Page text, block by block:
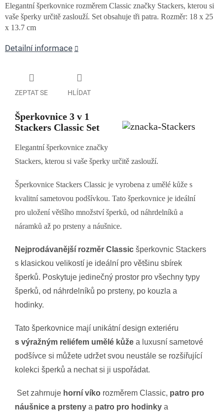
Elegantní šperkovnice rozměrem Classic značky Stackers, kterou si
vaše šperky určitě zaslouží. Set obsahuje tři patra. Rozměr: 18 x 25
x 13.7 cm
Detailní informace
ZEPTAT SE HLÍDAT
Šperkovnice 3 v 1
Stackers Classic Set
Elegantní šperkovnice značky
Stackers, kterou si vaše šperky určitě zaslouží.
Šperkovnice Stackers Classic je vyrobena z umělé kůže s
kvalitní sametovou podšívkou. Tato šperkovnice je ideální
pro uložení většího množství šperků, od náhrdelníků a
náramků až po prsteny a náušnice.
Nejprodávanější rozměr Classic šperkovnic Stackers
s klasickou velikostí je ideální pro většinu sbírek
šperků. Poskytuje jedinečný prostor pro všechny typy
šperků, od náhrdelníků po prsteny, po kouzla a
hodinky.
Tato šperkovnice mají unikátní design exteriéru
s výražným reliéfem umělé kůže a luxusní sametové
podšívce si můžete udržet svou neustále se rozšiřující
kolekci šperků a nechat si ji uspořádat.
Set zahrnuje horní víko rozměrem Classic, patro pro
náušnice a prsteny a patro pro hodinky a